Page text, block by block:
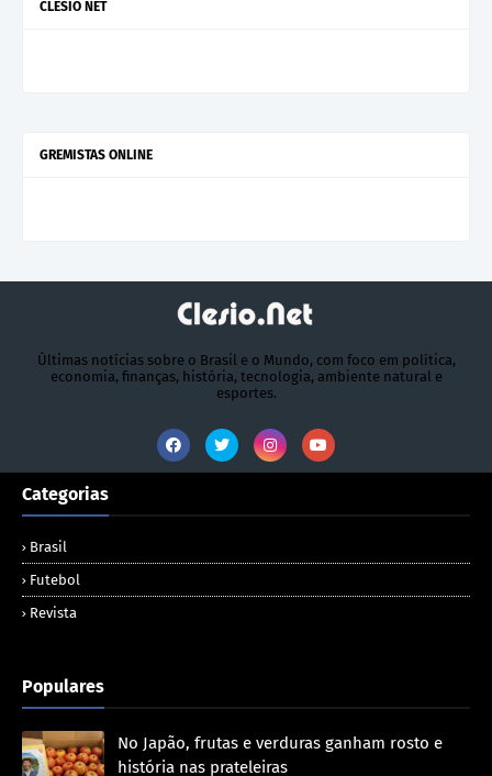
CLESIO NET
GREMISTAS ONLINE
Últimas notícias sobre o Brasil e o Mundo, com foco em política,
economia, finanças, história, tecnologia, ambiente natural e
esportes.
Categorias
Brasil
Futebol
Revista
Populares
No Japão, frutas e verduras ganham rosto e
história nas prateleiras